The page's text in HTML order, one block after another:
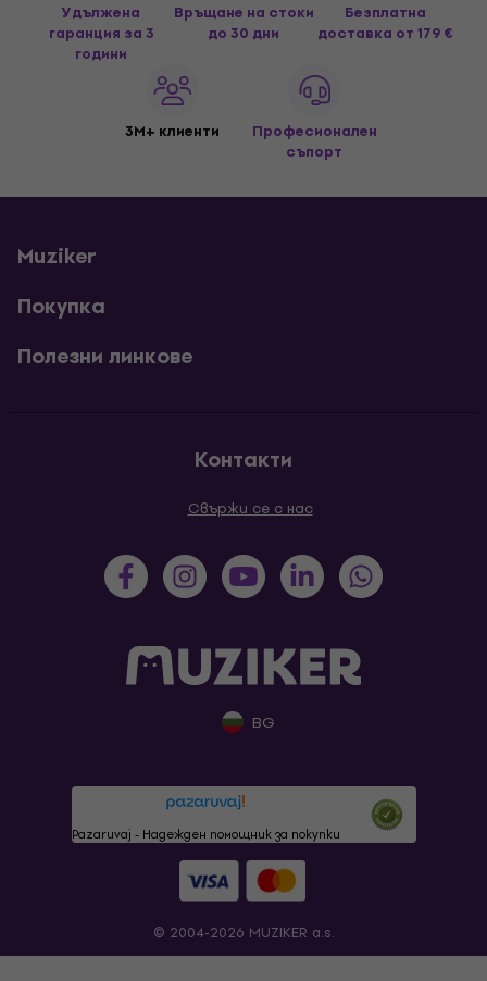
Удължена
гаранция за 3
години
Връщане на стоки
до 30 дни
Безплатна
доставка от 179 €
3M+ клиенти
Професионален
съпорт
Muziker
Покупка
Полезни линкове
Контакти
Свържи се с нас
BG
Pazaruvaj - Надежден помощник за покупки
© 2004-2026 MUZIKER a.s.